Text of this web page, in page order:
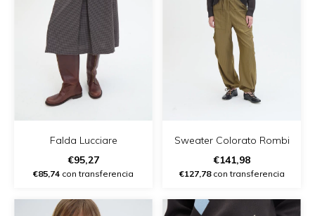
Falda Lucciare
€95,27
€85,74 con transferencia
Sweater Colorato Rombi
€141,98
€127,78con transferencia